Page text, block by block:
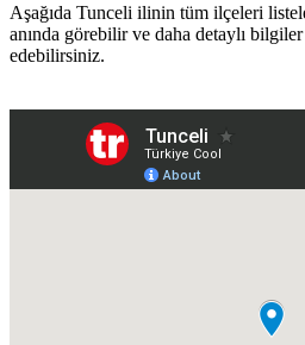
Aşağıda Tunceli ilinin tüm ilçeleri
anında görebilir ve daha detaylı
edebilirsiniz.